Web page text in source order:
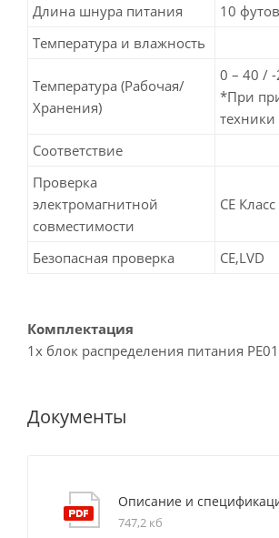
Длина шнура питания
10
Температура и влажность
Температура (Рабочая/
Хранения)
0 – 40 /
*При
техники
Соответствие
Проверка
электромагнитной
совместимости
CE Класс
Безопасная проверка CE,LVD
Комплектация
1x блок распределения питания
Документы
Описание и
747,2 кб